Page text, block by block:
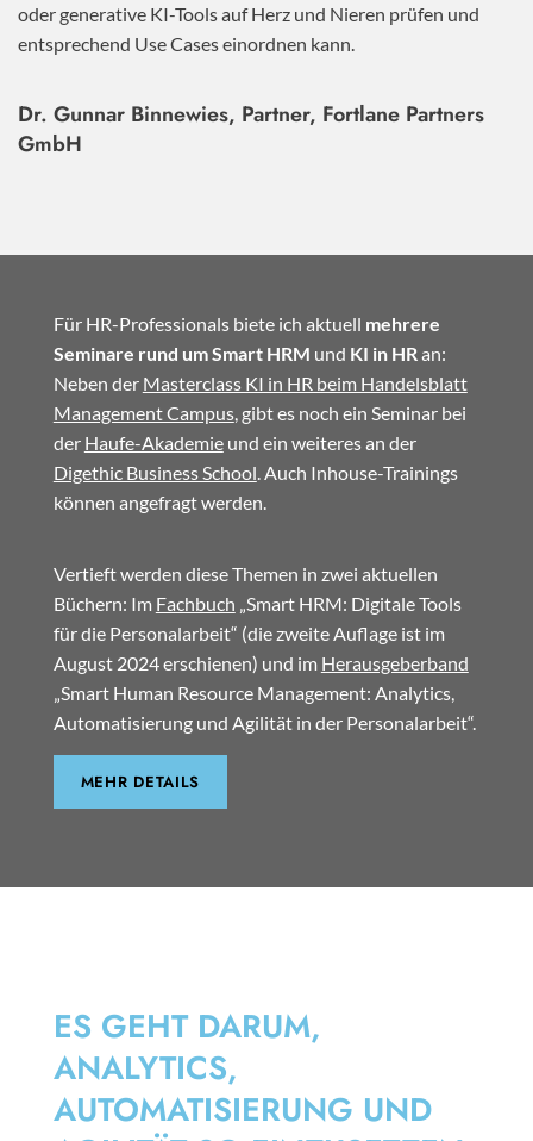
oder generative KI-Tools auf Herz und Nieren prüfen und
entsprechend Use Cases einordnen kann.
Dr. Gunnar Binnewies, Partner, Fortlane Partners
GmbH
Für HR-Professionals biete ich aktuell mehrere
Seminare rund um Smart HRM und KI in HR an:
Neben der Masterclass KI in HR beim Handelsblatt
Management Campus, gibt es noch ein Seminar bei
der Haufe-Akademieund ein weiteres an der
Digethic Business School . Auch Inhouse-Trainings
können angefragt werden.
Vertieft werden diese Themen in zwei aktuellen
Büchern: Im Fachbuch „Smart HRM: Digitale Tools
für die Personalarbeit“ (die zweite Auflage ist im
August 2024 erschienen) und im Herausgeberband
„Smart Human Resource Management: Analytics,
Automatisierung und Agilität in der Personalarbeit“.
MEHR DETAILS
ES GEHT DARUM,
ANALYTICS,
AUTOMATISIERUNG UND